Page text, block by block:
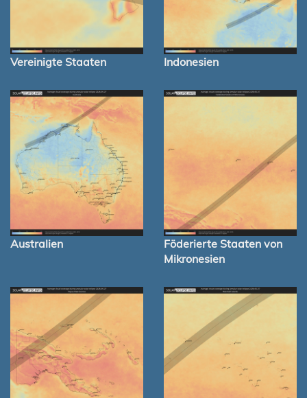
Vereinigte Staaten Indonesien
Australien
Föderierte Staaten von
Mikronesien